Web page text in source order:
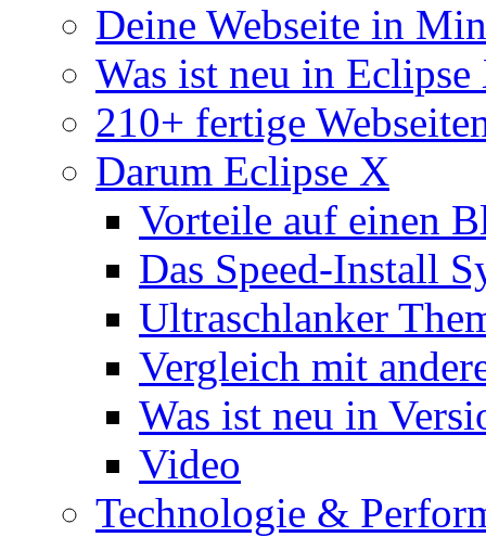
Deine Webseite in
Was ist neu in Eclipse
210+ fertige
Darum Eclipse X
Vorteile auf einen
Das Speed-Install
Ultraschlanker
Vergleich mit
Was ist neu in
Video
Technologie &